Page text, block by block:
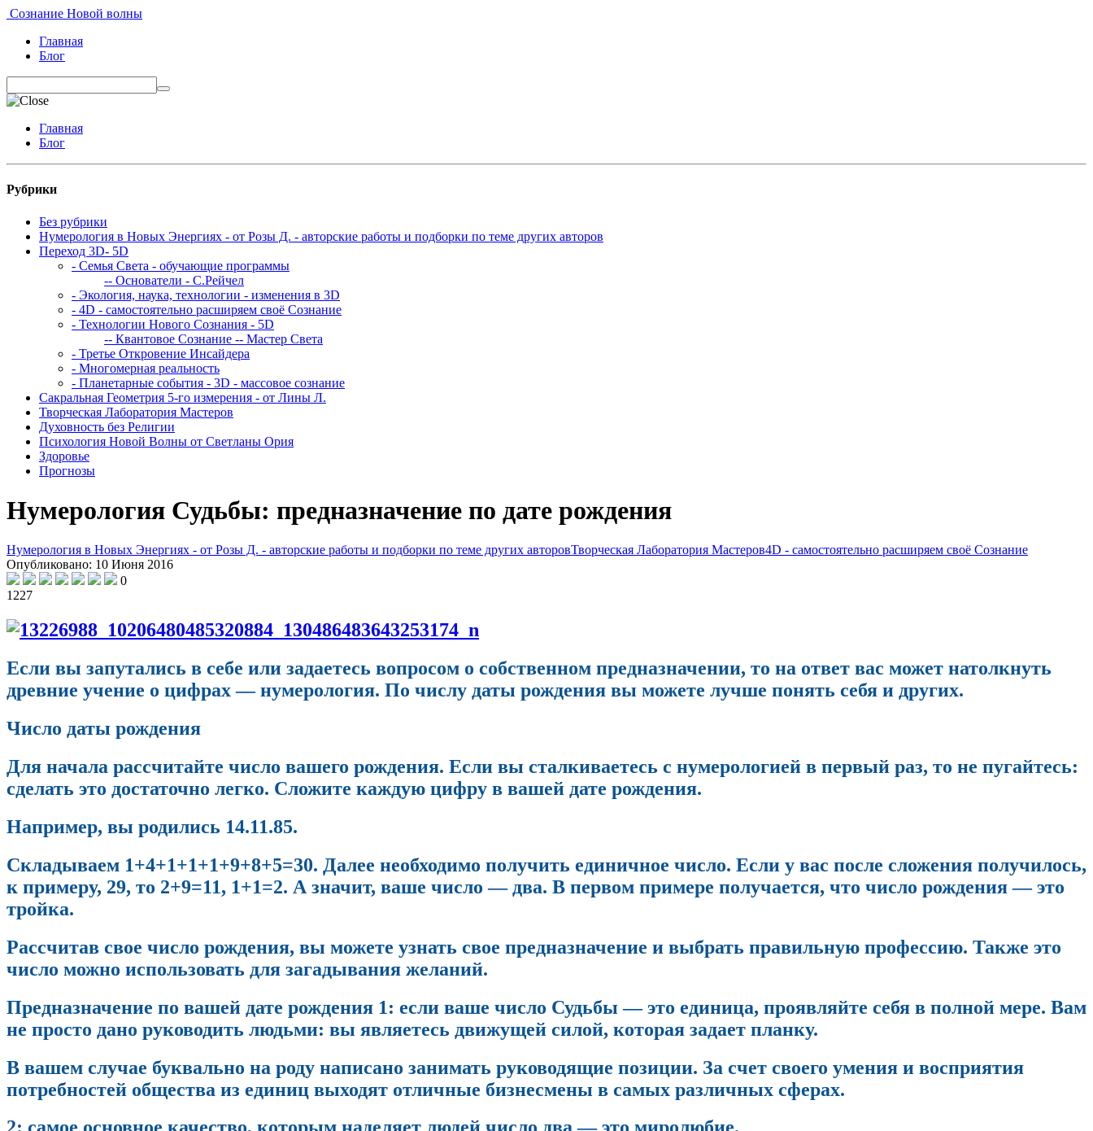
Сознание Новой волны
Главная
Блог
Главная
Блог
Рубрики
Без рубрики
Нумерология в Новых Энергиях - от Розы Д. - авторские работы и подборки по теме других авторов
Переход 3D- 5D
- Семья Света - обучающие программы
-- Основатели - С.Рейчел
- Экология, наука, технологии - изменения в 3D
- 4D - самостоятельно расширяем своё Сознание
- Технологии Нового Сознания - 5D
-- Квантовое Сознание -- Мастер Света
- Третье Откровение Инсайдера
- Многомерная реальность
- Планетарные события - 3D - массовое сознание
Сакральная Геометрия 5-го измерения - от Лины Л.
Творческая Лаборатория Мастеров
Духовность без Религии
Психология Новой Волны от Светланы Ория
Здоровье
Прогнозы
Нумерология Судьбы: предназначение по дате рождения
Нумерология в Новых Энергиях - от Розы Д. - авторские работы и подборки по теме других авторовТворческая Лаборатория Мастеров4D - самостоятельно расширяем своё Сознание
Опубликовано: 10 Июня 2016
0
1227
Если вы запутались в себе или задаетесь вопросом о собственном предназначении, то на ответ вас может натолкнуть
древние учение о цифрах — нумерология. По числу даты рождения вы можете лучше понять себя и других.
Число даты рождения
Для начала рассчитайте число вашего рождения. Если вы сталкиваетесь с нумерологией в первый раз, то не пугайтесь:
сделать это достаточно легко. Сложите каждую цифру в вашей дате рождения.
Например, вы родились 14.11.85.
Складываем 1+4+1+1+1+9+8+5=30. Далее необходимо получить единичное число. Если у вас после сложения получилось,
к примеру, 29, то 2+9=11, 1+1=2. А значит, ваше число — два. В первом примере получается, что число рождения — это
тройка.
Рассчитав свое число рождения, вы можете узнать свое предназначение и выбрать правильную профессию. Также это
число можно использовать для загадывания желаний.
Предназначение по вашей дате рождения 1: если ваше число Судьбы — это единица, проявляйте себя в полной мере. Вам
не просто дано руководить людьми: вы являетесь движущей силой, которая задает планку.
В вашем случае буквально на роду написано занимать руководящие позиции. За счет своего умения и восприятия
потребностей общества из единиц выходят отличные бизнесмены в самых различных сферах.